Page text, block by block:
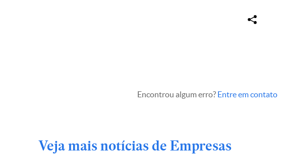
Encontrou algum erro? Entre em contato
Veja mais notícias de Empresas